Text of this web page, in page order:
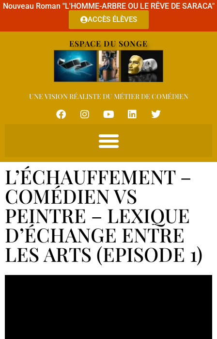
Nouveau Roman "L'HOMME-ARBRE OU LE RÊVE DE SARACA"
ACCÈS ÉLÈVES
ESPACE DU SONGE
UNE VISION RÉALISTE DU MÉTIER DE COMÉDIEN
L’ÉCHAUFFEMENT –
COMÉDIEN VS
PEINTRE – LEXIQUE
D’ÉCHANGE ENTRE
LES ARTS (EPISODE 1)